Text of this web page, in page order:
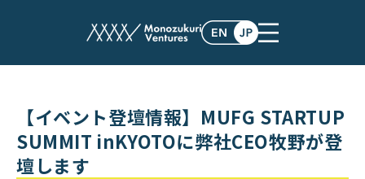
events
【イベント登壇情報】MUFG STARTUP
SUMMIT inKYOTOに弊社CEO牧野が登
壇します